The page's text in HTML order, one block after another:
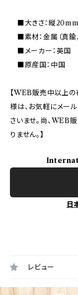
■大きさ：縦
■素材：金属（真鍮
■メーカー：英国
■原産国：中国
【WEB販売中以上の
様は、お気軽にメー
さいませ。尚、WEB
りません。】
日
レビュー